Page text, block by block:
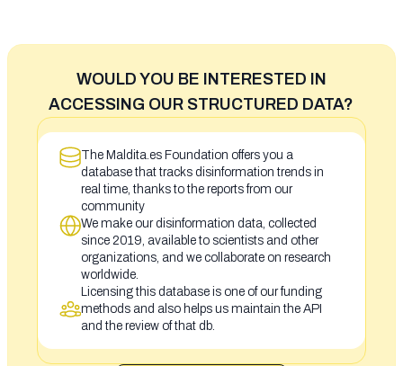
WOULD YOU BE INTERESTED IN
ACCESSING OUR STRUCTURED DATA?
The Maldita.es Foundation offers you a
database that tracks disinformation trends in
real time, thanks to the reports from our
community
We make our disinformation data, collected
since 2019, available to scientists and other
organizations, and we collaborate on research
worldwide.
Licensing this database is one of our funding
methods and also helps us maintain the API
and the review of that db.